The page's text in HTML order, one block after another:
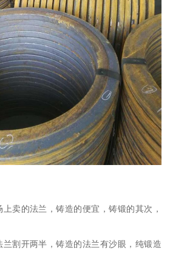
卖的法兰，铸造的便宜，铸锻的其次，
兰割开两半，铸造的法兰有沙眼，纯锻造